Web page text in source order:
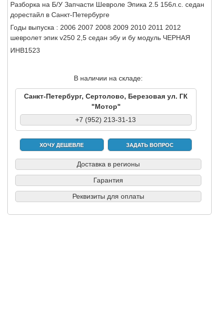
Разборка на Б/У Запчасти Шевроле Эпика 2.5 156л.с. седан
дорестайл в Санкт-Петербурге
Годы выпуска : 2006 2007 2008 2009 2010 2011 2012
шевролет эпик v250 2,5 седан эбу и бу модуль ЧЕРНАЯ
ИНВ1523
В наличии на складе:
Санкт-Петербург, Сертолово, Березовая ул. ГК
"Мотор"
+7 (952) 213-31-13
ХОЧУ ДЕШЕВЛЕ ЗАДАТЬ ВОПРОС
Доставка в регионы
Гарантия
Реквизиты для оплаты